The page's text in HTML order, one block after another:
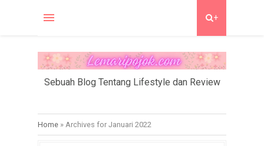
+
Sebuah Blog Tentang Lifestyle dan Review
Home » Archives for Januari 2022